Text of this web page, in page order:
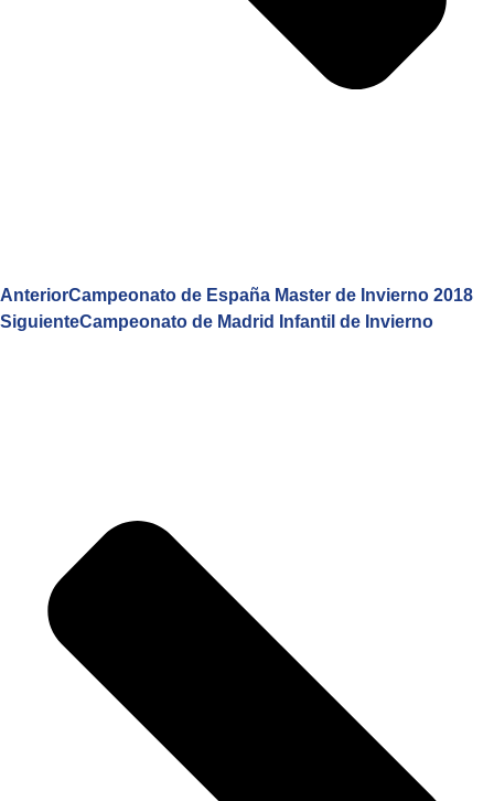
AnteriorCampeonato de España Master de Invierno 2018
SiguienteCampeonato de Madrid Infantil de Invierno